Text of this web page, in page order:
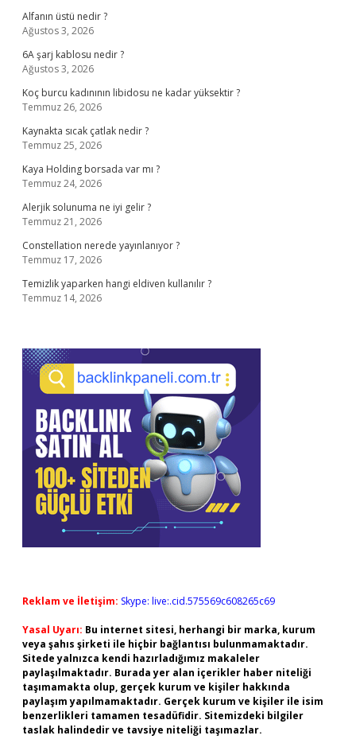
Alfanın üstü nedir ?
Ağustos 3, 2026
6A şarj kablosu nedir ?
Ağustos 3, 2026
Koç burcu kadınının libidosu ne kadar yüksektir ?
Temmuz 26, 2026
Kaynakta sıcak çatlak nedir ?
Temmuz 25, 2026
Kaya Holding borsada var mı ?
Temmuz 24, 2026
Alerjik solunuma ne iyi gelir ?
Temmuz 21, 2026
Constellation nerede yayınlanıyor ?
Temmuz 17, 2026
Temizlik yaparken hangi eldiven kullanılır ?
Temmuz 14, 2026
Reklam ve İletişim: Skype: live:.cid.575569c608265c69
Yasal Uyarı: Bu internet sitesi, herhangi bir marka, kurum
veya şahıs şirketi ile hiçbir bağlantısı bulunmamaktadır.
Sitede yalnızca kendi hazırladığımız makaleler
paylaşılmaktadır. Burada yer alan içerikler haber niteliği
taşımamakta olup, gerçek kurum ve kişiler hakkında
paylaşım yapılmamaktadır. Gerçek kurum ve kişiler ile isim
benzerlikleri tamamen tesadüfidir. Sitemizdeki bilgiler
taslak halindedir ve tavsiye niteliği taşımazlar.